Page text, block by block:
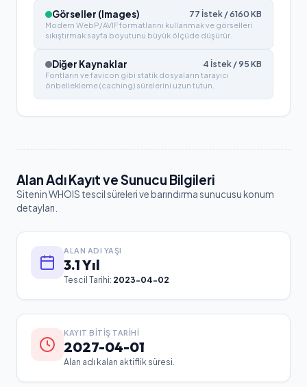
Görseller (Images) 77 İstek /6160 KB
Modern WebP/AVIF formatlarını kullanmak ve görselleri
sıkıştırmak sayfa boyutunu büyük ölçüde düşürür.
Diğer Kaynaklar 4 İstek /95 KB
Fontların ve favicon gibi statik dosyaların tarayıcı
önbellekleme (caching) sürelerini uzun tutun.
Alan Adı Kayıt ve Sunucu Bilgileri
Sitenin WHOIS tescil süreleri ve barındırma sunucusu konum
detayları.
ALAN ADI YAŞI
3.1 Yıl
Tescil Tarihi: 2023-04-02
KAYIT BITIŞ TARIHI
2027-04-01
Alan adı kalan aktiflik süresi.